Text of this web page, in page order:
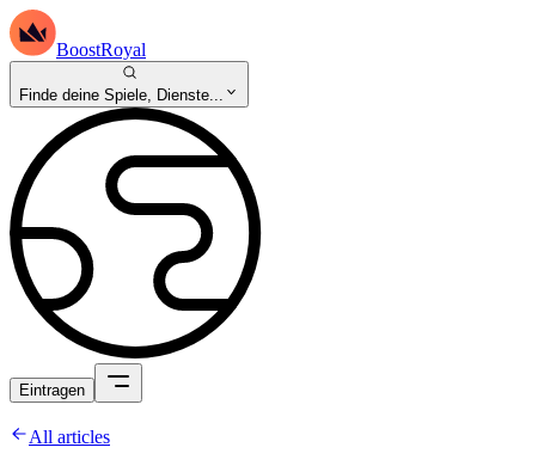
BoostRoyal
Finde deine Spiele, Dienste...
Eintragen
All articles